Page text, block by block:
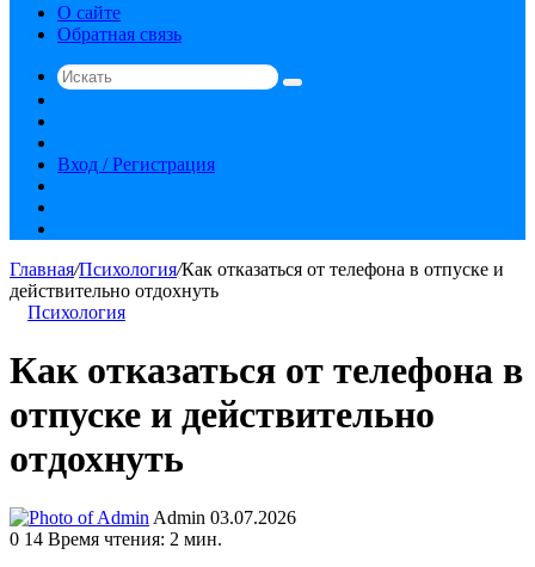
О сайте
Обратная связь
Искать
статья
Вход / Регистрация
Главная/Психология/Как отказаться от телефона в отпуске и
действительно отдохнуть
Психология
Как отказаться от телефона в
отпуске и действительно
отдохнуть
Admin Send
an
03.07.2026
0 14 Время чтения: 2 мин.